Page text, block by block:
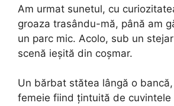
Am urmat sunetul, cu
groaza trasându-mă, până am
un parc mic. Acolo, sub un
scenă ieșită din coșmar.
Un bărbat stătea lângă o
femeie fiind țintuită de cuvintele